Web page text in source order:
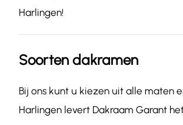
Harlingen!
Soorten dakramen
Bij ons kunt u kiezen uit alle maten
Harlingen levert Dakraam Garant